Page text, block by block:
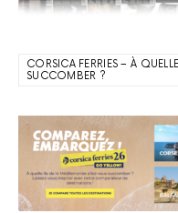
CORSICA FERRIES – À
SUCCOMBER ?